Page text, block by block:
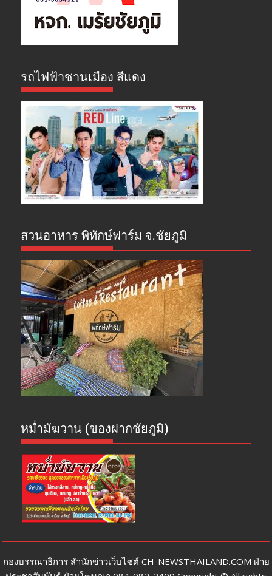
รถไฟฟ้าชานเมือง สีแดง
สวนอาหาร พิทักษ์ฟาร์ม จ.ชัยภูมิ
หม่ำมัฆวาน (ของฝากชัยภูมิ)
กองบรรณาธิการ สำนักข่าวเว็บไซต์ CH-NEWSTHAILAND.COM ฝ่าย